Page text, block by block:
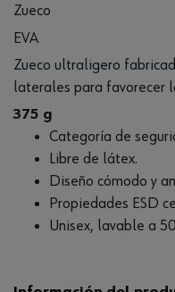
Zueco
EVA
Zueco ultraligero
laterales para favorecer
375 g
Categoría de
Libre de látex.
Diseño cómodo y
Propiedades ESD
Unisex, lavable a